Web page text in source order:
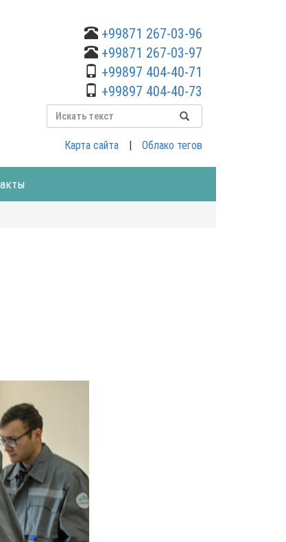
+99871 267-03-96
+99871 267-03-97
+99897 404-40-71
+99897 404-40-73
Облако тегов
|
Карта сайта